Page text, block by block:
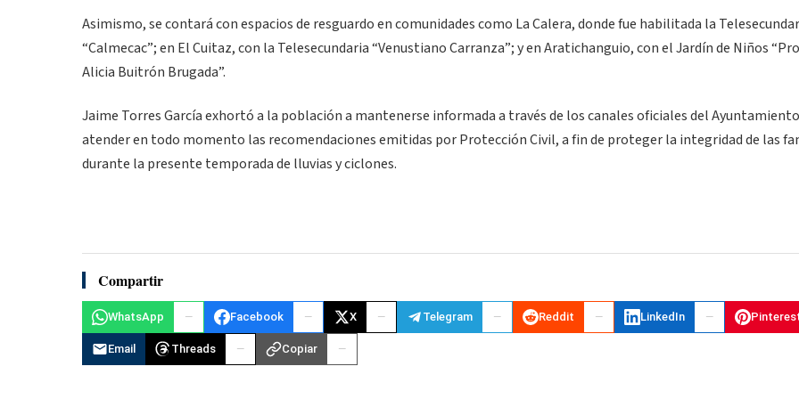
Asimismo, se contará con espacios de resguardo en comunidades como La Calera, donde fue habilitada la
“Calmecac”; en El Cuitaz, con la Telesecundaria “Venustiano Carranza”; y en Aratichanguio, con el Jardín de Niños
Alicia Buitrón Brugada”.
Jaime Torres García exhortó a la población a mantenerse informada a través de los canales oficiales del
atender en todo momento las recomendaciones emitidas por Protección Civil, a fin de proteger la integridad de las
durante la presente temporada de lluvias y ciclones.
Compartir
WhatsApp Facebook X Telegram Reddit LinkedIn
Email Threads Copiar